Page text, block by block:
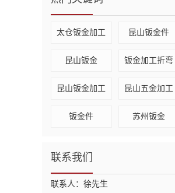
太仓钣金加工 昆山钣金件
昆山钣金 钣金加工折弯
昆山钣金加工 昆山五金加工
钣金件 苏州钣金
联系我们
联系人：徐先生